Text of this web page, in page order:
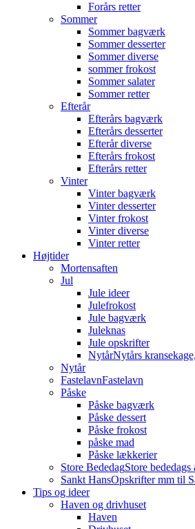
Forårs retter
Sommer
Sommer bagværk
Sommer desserter
Sommer diverse
sommer frokost
Sommer salater
Sommer retter
Efterår
Efterårs bagværk
Efterårs desserter
Efterår diverse
Efterårs frokost
Efterårs retter
Vinter
Vinter bagværk
Vinter desserter
Vinter frokost
Vinter diverse
Vinter retter
Højtider
Mortensaften
Jul
Jule ideer
Julefrokost
Jule bagværk
Juleknas
Jule opskrifter
NytårNytårs
Nytår
FastelavnFastelavn
Påske
Påske bagværk
Påske dessert
Påske frokost
påske mad
Påske lækkerier
Store BededagStore
Sankt HansOpskrifter mm til
Tips og ideer
Haven og drivhuset
Haven